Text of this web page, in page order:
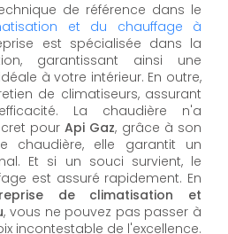
de référence dans le
et du chauffage à
est spécialisée dans la
garantissant ainsi une
à votre intérieur. En outre,
de climatiseurs, assurant
La chaudière n'a
pourApi Gaz, grâce à son
chaudière, elle garantit un
Et si un souci survient, le
est assuré rapidement. En
de climatisation et
, vous ne pouvez pas passer à
incontestable de l'excellence.